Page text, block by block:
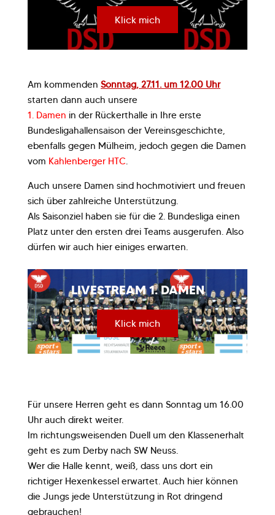
Klick mich
Am kommenden Sonntag, 27.11. um 12.00 Uhr
starten dann auch unsere
1. Damen in der Rückerthalle in Ihre erste
Bundesligahallensaison der Vereinsgeschichte,
ebenfalls gegen Mülheim, jedoch gegen die Damen
vom Kahlenberger HTC.
Auch unsere Damen sind hochmotiviert und freuen
sich über zahlreiche Unterstützung.
Als Saisonziel haben sie für die 2. Bundesliga einen
Platz unter den ersten drei Teams ausgerufen. Also
dürfen wir auch hier einiges erwarten.
LIVESTREAM 1. DAMEN
Klick mich
Für unsere Herren geht es dann Sonntag um 16.00
Uhr auch direkt weiter.
Im richtungsweisenden Duell um den Klassenerhalt
geht es zum Derby nach SW Neuss.
Wer die Halle kennt, weiß, dass uns dort ein
richtiger Hexenkessel erwartet. Auch hier können
die Jungs jede Unterstützung in Rot dringend
gebrauchen!